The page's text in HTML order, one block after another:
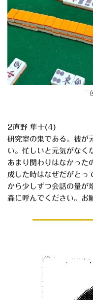
三
2直野 隼士(4)
研究室の鬼である。彼が
い。忙しいと元気がなく
あまり関わりはなかっ
成した時はなぜだがとっ
から少しずつ会話の量が
森に呼んでください。お